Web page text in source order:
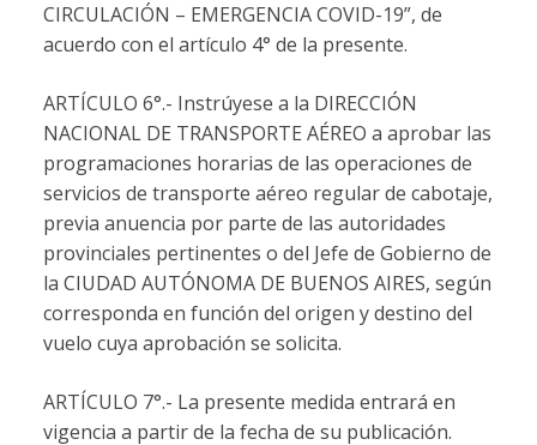
CIRCULACIÓN – EMERGENCIA COVID-19”, de
acuerdo con el artículo 4° de la presente.
ARTÍCULO 6°.- Instrúyese a la DIRECCIÓN
NACIONAL DE TRANSPORTE AÉREO a aprobar las
programaciones horarias de las operaciones de
servicios de transporte aéreo regular de cabotaje,
previa anuencia por parte de las autoridades
provinciales pertinentes o del Jefe de Gobierno de
la CIUDAD AUTÓNOMA DE BUENOS AIRES, según
corresponda en función del origen y destino del
vuelo cuya aprobación se solicita.
ARTÍCULO 7°.- La presente medida entrará en
vigencia a partir de la fecha de su publicación.